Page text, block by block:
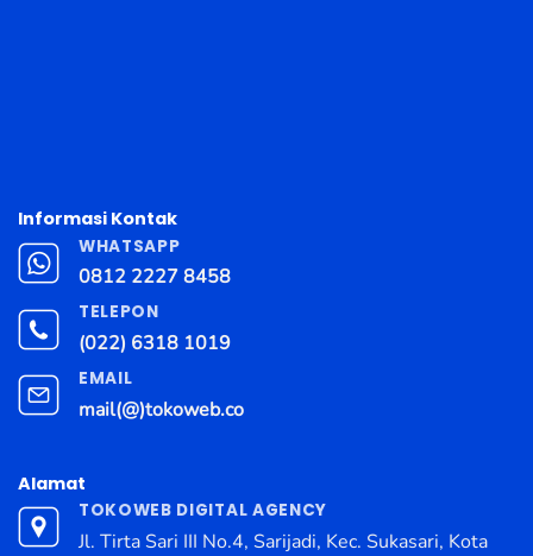
Informasi Kontak
WHATSAPP
0812 2227 8458
TELEPON
(022) 6318 1019
EMAIL
mail(@)tokoweb.co
Alamat
TOKOWEB DIGITAL AGENCY
Jl. Tirta Sari III No.4, Sarijadi, Kec. Sukasari, Kota